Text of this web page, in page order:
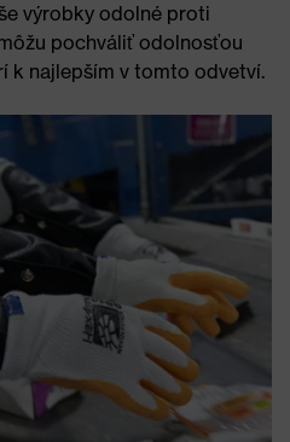
výrobky odolné proti
pochváliť odolnosťou
k najlepším v tomto odvetví.